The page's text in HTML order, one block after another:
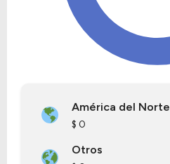
América del Norte
$ 0
Otros